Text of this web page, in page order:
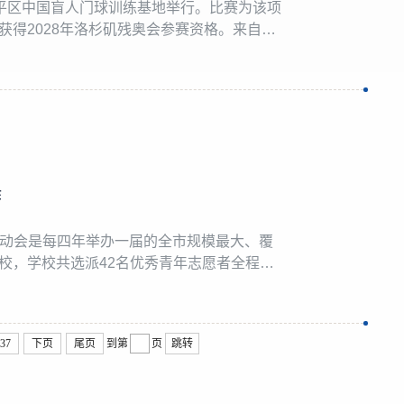
中国盲人门球训练基地举行。比赛为该项
得2028年洛杉矶残奥会参赛资格。来自中
会是每四年举办一届的全市规模最大、覆
，学校共选派42名优秀青年志愿者全程参
下页 尾页 到第 页 跳转